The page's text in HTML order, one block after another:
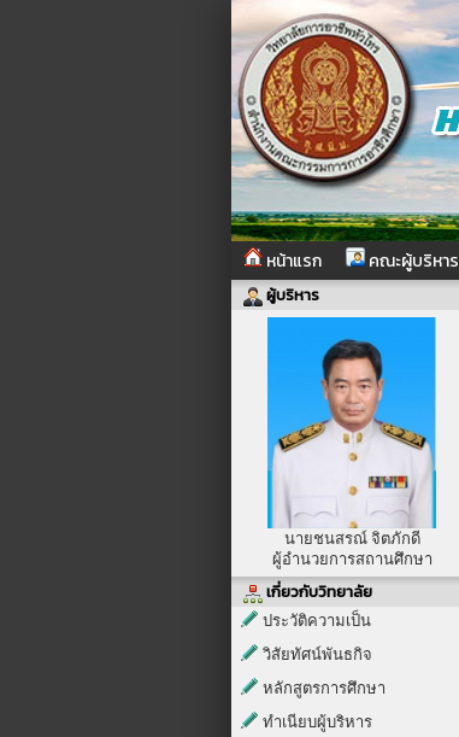
หน้าแรก คณะผู้บริหาร
ผู้บริหาร
นายชนสรณ์ จิตภักดี
ผู้อำนวยการสถานศึกษา
เกี่ยวกับวิทยาลัย
ประวัติความเป็น
วิสัยทัศน์พันธกิจ
หลักสูตรการศึกษา
ทำเนียบผู้บริหาร